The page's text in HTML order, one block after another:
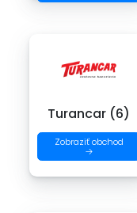
Turancar (6)
Zobraziť obchod
→